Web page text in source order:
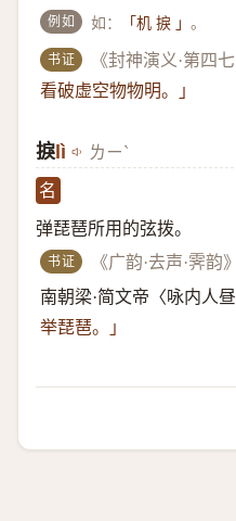
例如 如： 「机 捩 」。
书证 《封神演义·第四七
看破虚空物物明。」
捩lì ㄌㄧˋ
名
弹琵琶所用的弦拨。
书证 《广韵·去声·霁韵》
南朝梁·简文帝〈咏内人昼
举琵琶。」